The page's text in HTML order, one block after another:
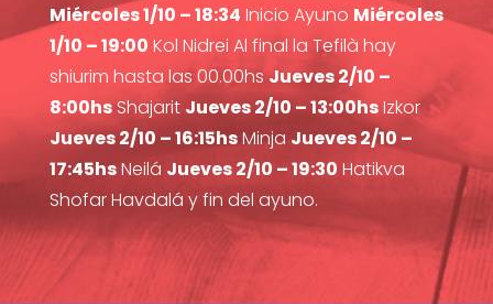
Miércoles 1/10 – 18:34 Inicio Ayuno Miércoles
1/10 – 19:00 Kol Nidrei Al final la Tefilà hay
shiurim hasta las 00.00hsJueves 2/10 –
8:00hsShajarit Jueves 2/10 – 13:00hsIzkor
Jueves 2/10 – 16:15hsMinja Jueves 2/10 –
17:45hsNeilá Jueves 2/10 – 19:30 Hatikva
Shofar Havdalá y fin del ayuno.